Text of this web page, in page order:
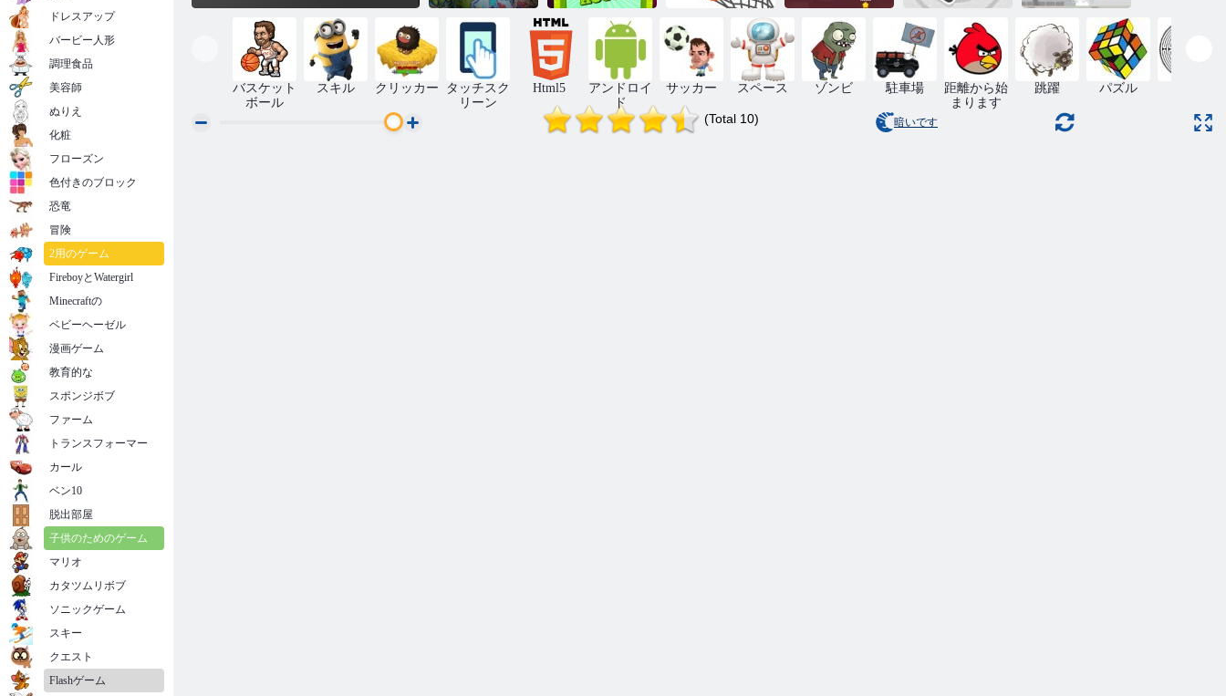
ストリートシ
ューター
アーケードフ
ープ
ダンクフープ
バスケットキ
ャノン
フリッパーダ
ンク
ファイブフー
バスケット
ボール
スキル クリッカー
タッチスク
リーン
Html5
アンドロイ
ド
サッカー スペース ゾンビ 駐車場
距離から始
まります
跳躍 パズル
(Total 10) 暗いです
ドレスアップ
バービー人形
調理食品
美容師
ぬりえ
化粧
フローズン
色付きのブロック
恐竜
冒険
2用のゲーム
FireboyとWatergirl
Minecraftの
ベビーヘーゼル
漫画ゲーム
教育的な
スポンジボブ
ファーム
トランスフォーマー
カール
ベン10
脱出部屋
子供のためのゲーム
マリオ
カタツムリボブ
ソニックゲーム
スキー
クエスト
Flashゲーム